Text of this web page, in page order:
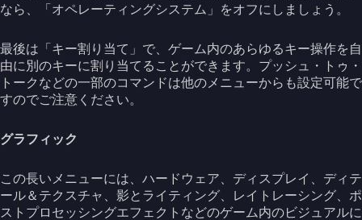
なら、「オペレーティングシステム」をオフにしましょう。
最後は「キー割り当て」で、ゲーム内のあらゆるキー操作を自
由に別のキーに割り当てることができます。プッシュ・トゥ・
トークなどの一部のコマンドは他のメニューからも設定可能で
すのでご注意ください。
グラフィック
この長いメニューには、ハードウェア、ディスプレイ、ディテ
ール＆テクスチャ、影とライティング、レイトレーシング、ポ
ストプロセッシングエフェクトなどのゲーム内のビジュアルに